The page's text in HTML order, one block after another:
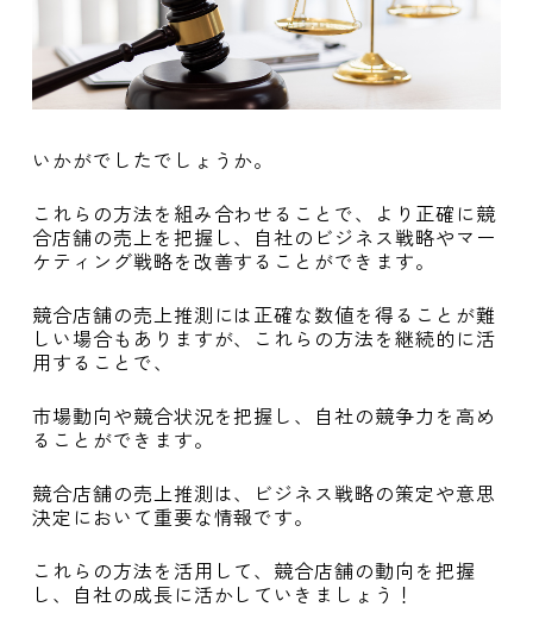
いかがでしたでしょうか。
これらの方法を組み合わせることで、より正確に競
合店舗の売上を把握し、自社のビジネス戦略やマー
ケティング戦略を改善することができます。
競合店舗の売上推測には正確な数値を得ることが難
しい場合もありますが、これらの方法を継続的に活
用することで、
市場動向や競合状況を把握し、自社の競争力を高め
ることができます。
競合店舗の売上推測は、ビジネス戦略の策定や意思
決定において重要な情報です。
これらの方法を活用して、競合店舗の動向を把握
し、自社の成長に活かしていきましょう！